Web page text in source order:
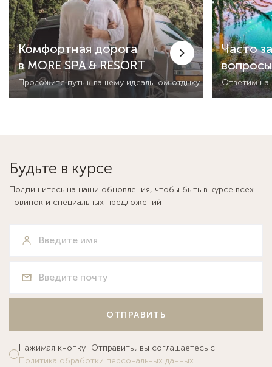
Комфортная дорога
в MORE SPA & RESORT
Проложите путь к вашему идеальном отдыху
Часто
вопросы
Ответим на
Будьте в курсе
Подпишитесь на наши обновления, чтобы быть в курсе всех
новинок и специальных предложений
ОТПРАВИТЬ
Нажимая кнопку "Отправить", вы соглашаетесь с
Политика обработки персональных данных